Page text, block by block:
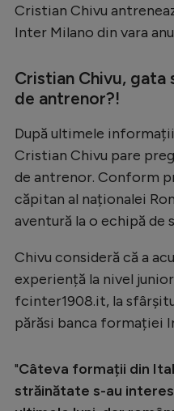
Intră în cont
Creează
Cristian Chivu
Inter Milano din vara
Cristian Chivu, gata
de antrenor?!
După ultimele
Cristian Chivu pare
de antrenor. Conform
căpitan al naționalei
aventură la o echipă de
Chivu consideră că a
experiență la nivel
fcinter1908.it, la
părăsi banca formației
"Câteva formații din
străinătate s-au